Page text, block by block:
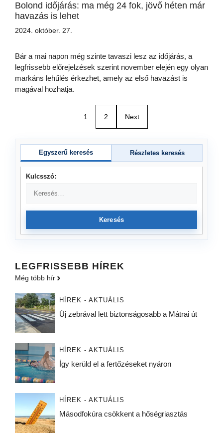
Bolond időjárás: ma még 24 fok, jövő héten már
havazás is lehet
2024. október. 27.
Bár a mai napon még szinte tavaszi lesz az időjárás, a
legfrissebb előrejelzések szerint november elején egy olyan
markáns lehűlés érkezhet, amely az első havazást is
magával hozhatja.
1 2 Next
Egyszerű keresés Részletes keresés
Kulcsszó:
Keresés
LEGFRISSEBB HÍREK
Még több hír
HÍREK - AKTUÁLIS
Új zebrával lett biztonságosabb a Mátrai út
HÍREK - AKTUÁLIS
Így kerüld el a fertőzéseket nyáron
HÍREK - AKTUÁLIS
Másodfokúra csökkent a hőségriasztás